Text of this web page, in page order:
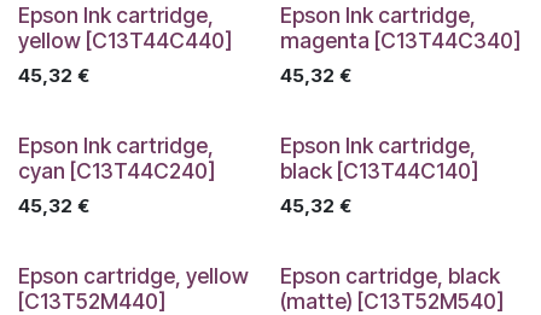
Epson Ink cartridge,
yellow [C13T44C440]
45,32 €
Epson Ink cartridge,
magenta [C13T44C340]
45,32 €
Epson Ink cartridge,
cyan [C13T44C240]
45,32 €
Epson Ink cartridge,
black [C13T44C140]
45,32 €
Epson cartridge, yellow
[C13T52M440]
Epson cartridge, black
(matte) [C13T52M540]